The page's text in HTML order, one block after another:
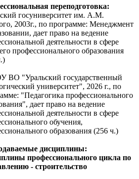
переподготовка:
госуниверситет им. А.М.
2003г., по программе: Менеджмент
дает право на ведение
деятельности в сфере
профессионального образования
ВО "Уральский государственный
университет", 2026 г., по
"Педагогика профессионального
дает право на ведение
деятельности в сфере
обучения,
образования (256 ч.)
дисциплины:
профессионального цикла по
- строительство